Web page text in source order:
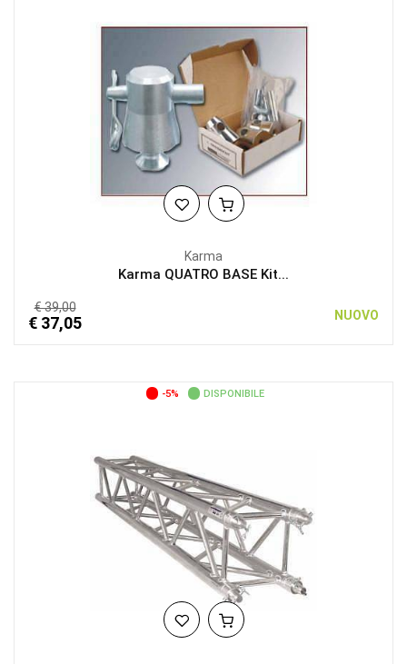
Karma
Karma QUATRO BASE Kit...
€ 39,00
€ 37,05 NUOVO
-5% DISPONIBILE